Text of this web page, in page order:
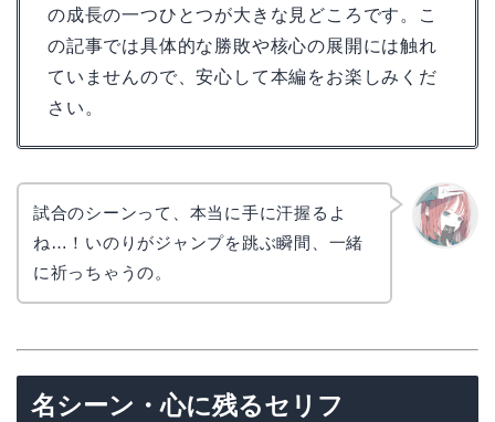
の成長の一つひとつが大きな見どころです。こ
の記事では具体的な勝敗や核心の展開には触れ
ていませんので、安心して本編をお楽しみくだ
さい。
試合のシーンって、本当に手に汗握るよ
ね…！いのりがジャンプを跳ぶ瞬間、一緒
に祈っちゃうの。
名シーン・心に残るセリフ